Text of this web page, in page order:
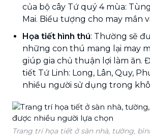
của bộ cây Tứ quý 4 mùa:
Mai. Biểu tượng cho may mắn
Họa tiết hình thú: Thường sẽ
những con thú mang lại may
giúp gia chủ thuận lợi làm ăn.
tiết Tứ Linh: Long, Lân, Quy,
nhiều người sử dụng trong
Trang trí họa tiết ở sàn nhà, tường,